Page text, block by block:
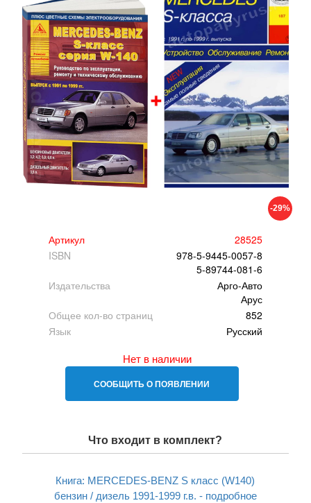
-29%
Артикул
28525
ISBN
978-5-9445-0057-8
5-89744-081-6
Издательства
Арго-Авто
Арус
Общее кол-во страниц
852
Язык
Русский
Нет в наличии
СООБЩИТЬ О ПОЯВЛЕНИИ
Что входит в комплект?
Книга: MERCEDES-BENZ S класс (W140)
бензин / дизель 1991-1999 г.в. - подробное